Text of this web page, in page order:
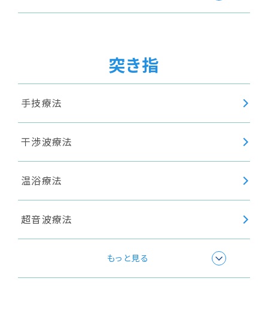
高周波療法
突き指
手技療法
干渉波療法
温浴療法
超音波療法
もっと見る